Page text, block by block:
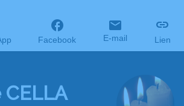
Facebook E-mail Lien
CELLA